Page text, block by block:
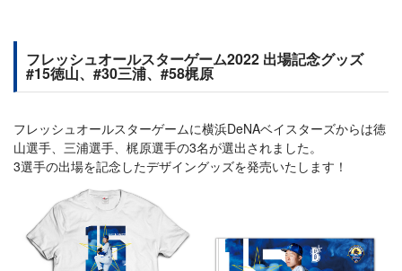
フレッシュオールスターゲーム2022 出場記念グッズ
#15徳山、#30三浦、#58梶原
フレッシュオールスターゲームに横浜DeNAベイスターズからは徳
山選手、三浦選手、梶原選手の3名が選出されました。
3選手の出場を記念したデザイングッズを発売いたします！